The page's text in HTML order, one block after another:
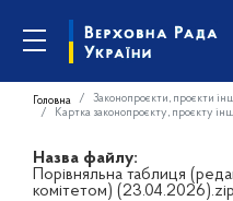
Головна Законопроєкти, проєкти
Картка законопроєкту, проєкту
Назва файлу:
Порівняльна таблиця
комітетом) (23.04.2026).zip